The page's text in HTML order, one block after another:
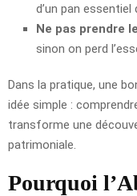
d’un pan essentiel
Ne pas prendre
sinon on perd
Dans la pratique, une
idée simple :
transforme une
patrimoniale.
Pourquoi